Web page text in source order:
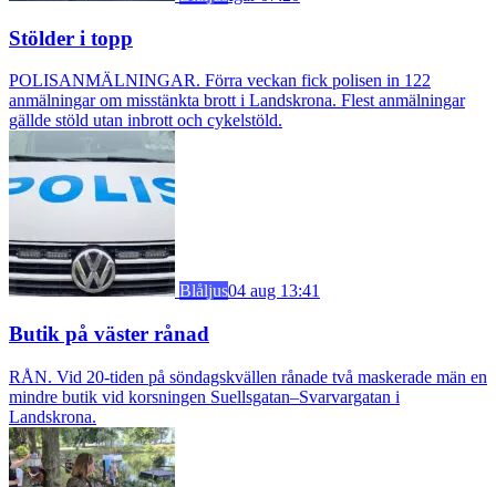
Stölder i topp
POLISANMÄLNINGAR. Förra veckan fick polisen in 122
anmälningar om misstänkta brott i Landskrona. Flest anmälningar
gällde stöld utan inbrott och cykelstöld.
Blåljus04 aug 13:41
Butik på väster rånad
RÅN. Vid 20-tiden på söndagskvällen rånade två maskerade män en
mindre butik vid korsningen Suellsgatan–Svarvargatan i
Landskrona.